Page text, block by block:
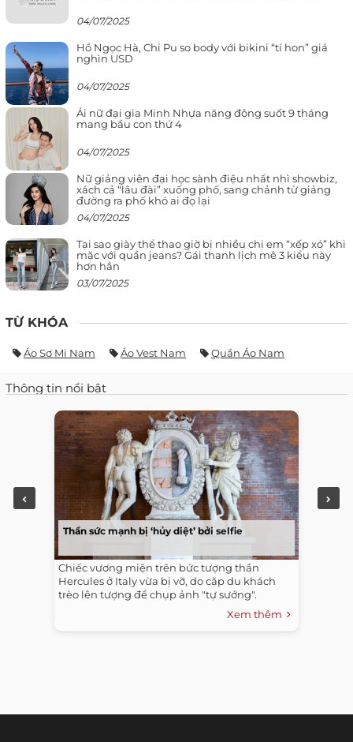
04/07/2025
Hồ Ngọc Hà, Chi Pu so body với bikini “tí hon” giá
nghìn USD
04/07/2025
Ái nữ đại gia Minh Nhựa năng động suốt 9 tháng
mang bầu con thứ 4
04/07/2025
Nữ giảng viên đại học sành điệu nhất nhì showbiz,
xách cả “lâu đài” xuống phố, sang chảnh từ giảng
đường ra phố khó ai đọ lại
04/07/2025
Tại sao giày thể thao giờ bị nhiều chị em “xếp xó” khi
mặc với quần jeans? Gái thanh lịch mê 3 kiểu này
hơn hẳn
03/07/2025
TỪ KHÓA
Áo Sơ Mi Nam Áo Vest Nam Quần Áo Nam
Thông tin nổi bật
Thần sức mạnh bị ‘hủy diệt’ bởi selfie
Chiếc vương miện trên bức tượng thần
Hercules ở Italy vừa bị vỡ, do cặp du khách
trèo lên tượng để chụp ảnh "tự sướng".
Xem thêm